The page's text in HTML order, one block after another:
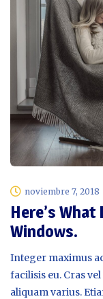
noviembre 7, 2018
Here’s
Windows.
Integer maximus
facilisis eu. Cras
aliquam varius.